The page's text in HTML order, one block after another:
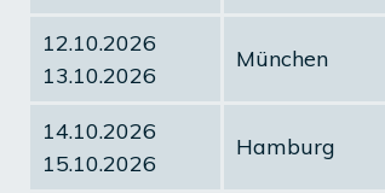
12.10.2026
13.10.2026
München
14.10.2026
15.10.2026
Hamburg